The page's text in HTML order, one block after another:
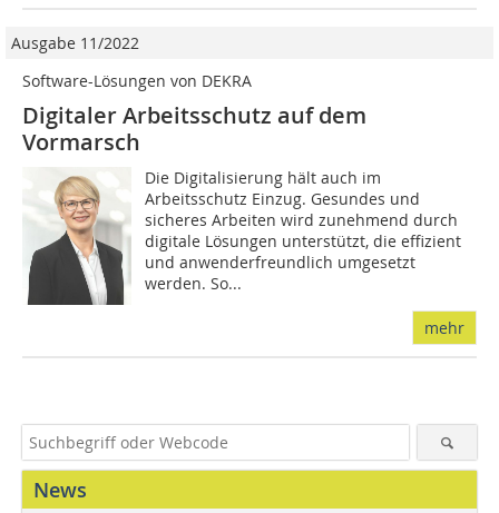
Ausgabe 11/2022
Software-Lösungen von DEKRA
Digitaler Arbeitsschutz auf dem
Vormarsch
Die Digitalisierung hält auch im
Arbeitsschutz Einzug. Gesundes und
sicheres Arbeiten wird zunehmend durch
digitale Lösungen unterstützt, die effizient
und anwenderfreundlich umgesetzt
werden. So...
mehr
News